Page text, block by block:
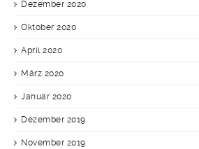
Dezember 2020
Oktober 2020
April 2020
März 2020
Januar 2020
Dezember 2019
November 2019